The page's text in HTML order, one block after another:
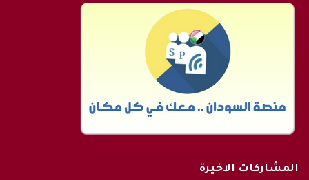
المشاركات الاخيرة